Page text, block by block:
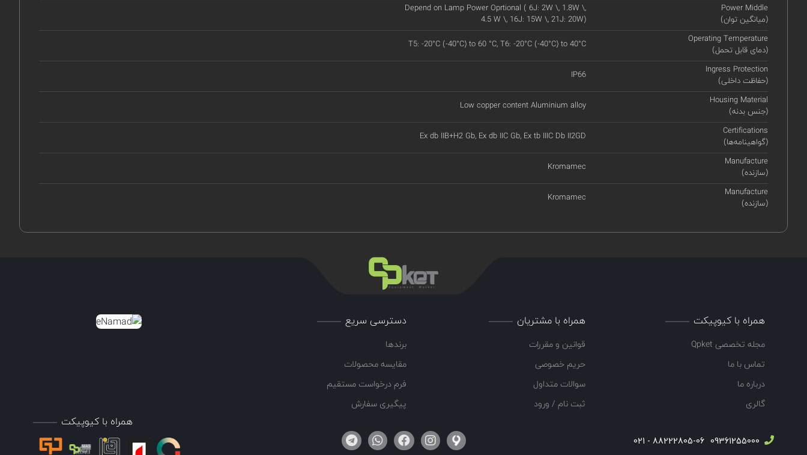
Power Middle
(میانگین توان)
Depend on Lamp Power Oprtional ( 6J: 2W \, 1.8W \,
4.5 W \, 16J: 15W \, 21J: 20W)
Operating Temperature
(دمای قابل تحمل)
T5: -20°C (-40°C) to 60 °C, T6: -20°C (-40°C) to 40°C
Ingress Protection
(حفاظت داخلی)
IP66
Housing Material
(جنس بدنه)
Low copper content Aluminium alloy
Certifications
(گواهینامه‌ها)
Ex db IIB+H2 Gb, Ex db IIC Gb, Ex tb IIIC Db II2GD
Manufacture
(سازنده)
Kromamec
Manufacture
(سازنده)
Kromamec
همراه با کیوپیکت
مجله تخصصی Qpket
تماس با ما
درباره ما
گالری
همراه با مشتریان
قوانین و مقررات
حریم خصوصی
سوالات متداول
ثبت نام / ورود
دسترسی سریع
برندها
مقایسه محصولات
فرم درخواست مستقیم
پیگیری سفارش
09361255000
88222805-06 - 021
همراه با کیوپیکت